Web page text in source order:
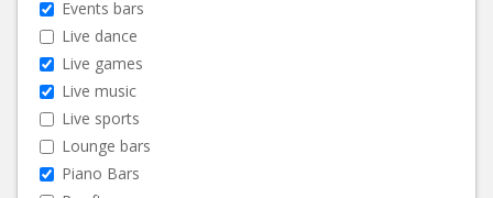
Events bars
Live dance
Live games
Live music
Live sports
Lounge bars
Piano Bars